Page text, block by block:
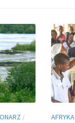
/
AFRYKA